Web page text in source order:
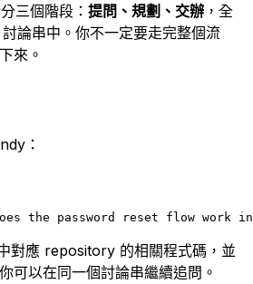
三個階段： 提問、規劃、交辦 ，全
論串中。你不一定要走完整個流
來。
：
does the password reset flow work
對應 repository 的相關程式碼，並
可以在同一個討論串繼續追問。